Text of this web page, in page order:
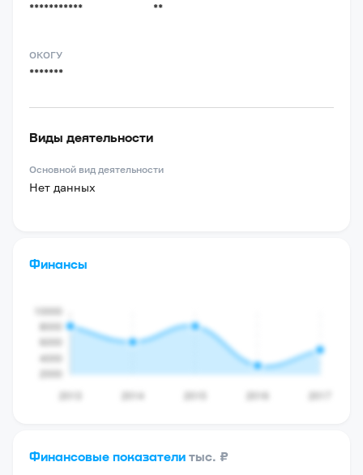
*********** **
ОКОГУ
*******
Виды деятельности
Основной вид деятельности
Нет данных
Финансы
Финансовые показатели тыс. ₽